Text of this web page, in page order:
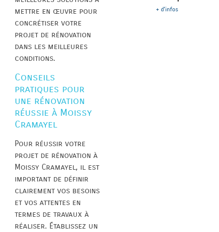
mettre en œuvre pour
concrétiser votre
projet de rénovation
dans les meilleures
conditions.
Conseils
pratiques pour
une rénovation
réussie à Moissy
Cramayel
Pour réussir votre
projet de rénovation à
Moissy Cramayel, il est
important de définir
clairement vos besoins
et vos attentes en
termes de travaux à
réaliser. Établissez un
+ d'infos